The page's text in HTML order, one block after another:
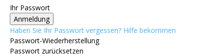
Ihr Passwort
Haben Sie Ihr Passwort vergessen? Hilfe bekommen
Passwort-Wiederherstellung
Passwort zurücksetzen